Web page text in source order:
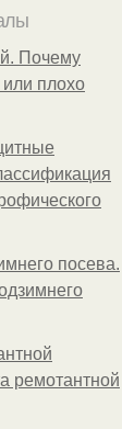
Почему
плохо
посева.
ремотантной